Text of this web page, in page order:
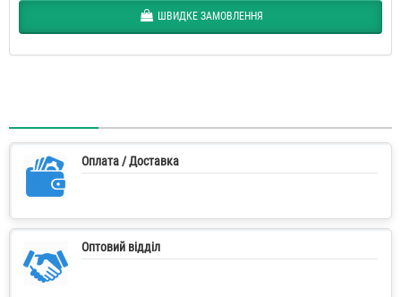
ШВИДКЕ ЗАМОВЛЕННЯ
Оплата / Доставка
Оптовий відділ